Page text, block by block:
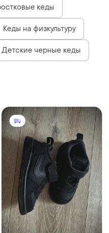
кеды
Кеды на физкультуру
Детские черные кеды